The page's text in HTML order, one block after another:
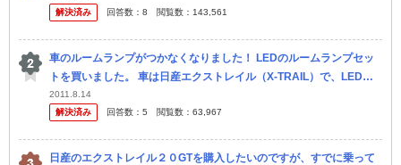
解決済み
回答数： 8 閲覧数： 143,561
車のルームランプがつかなくなりました！ LEDのルームランプセッ
トを買いました。 車は日産エクストレイル（X-TRAIL）で、LEDの
サイズ等は専用になっているものです。 ルームランプはフロ...
2011.8.14
解決済み
回答数： 5 閲覧数： 63,967
日産のエクストレイル２０GTを購入したいのですが、すでに乗って